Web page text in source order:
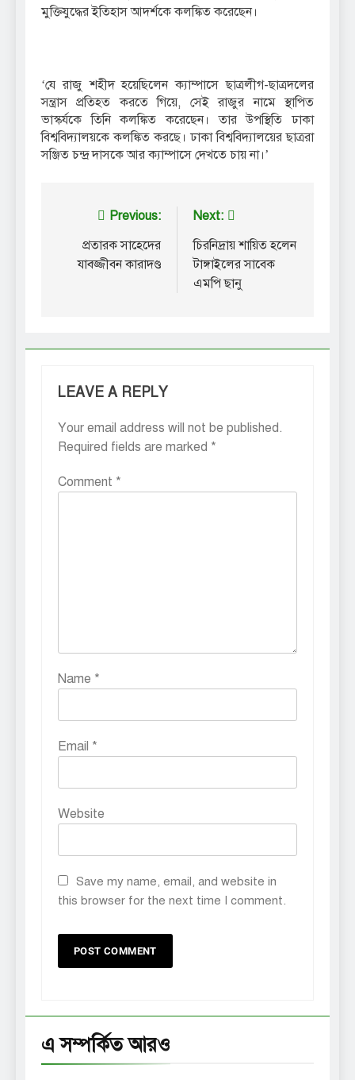
মুক্তিযুদ্ধের ইতিহাস আদর্শকে কলঙ্কিত করেছেন।
‘যে রাজু শহীদ হয়েছিলেন ক্যাম্পাসে ছাত্রলীগ-ছাত্রদলের
সন্ত্রাস প্রতিহত করতে গিয়ে, সেই রাজুর নামে স্থাপিত
ভাস্কর্যকে তিনি কলঙ্কিত করেছেন। তার উপস্থিতি ঢাকা
বিশ্ববিদ্যালয়কে কলঙ্কিত করছে। ঢাকা বিশ্ববিদ্যালয়ের ছাত্ররা
সঞ্জিত চন্দ্র দাসকে আর ক্যাম্পাসে দেখতে চায় না।’
navigation
Previous:
প্রতারক সাহেদের
যাবজ্জীবন কারাদণ্ড
Next:
চিরনিদ্রায় শায়িত হলেন
টাঙ্গাইলের সাবেক
এমপি ছানু
LEAVE A REPLY
Your email address will not be published.
Required fields are marked *
Comment *
Name *
Email *
Website
Save my name, email, and website in
this browser for the next time I comment.
এ সম্পর্কিত আরও